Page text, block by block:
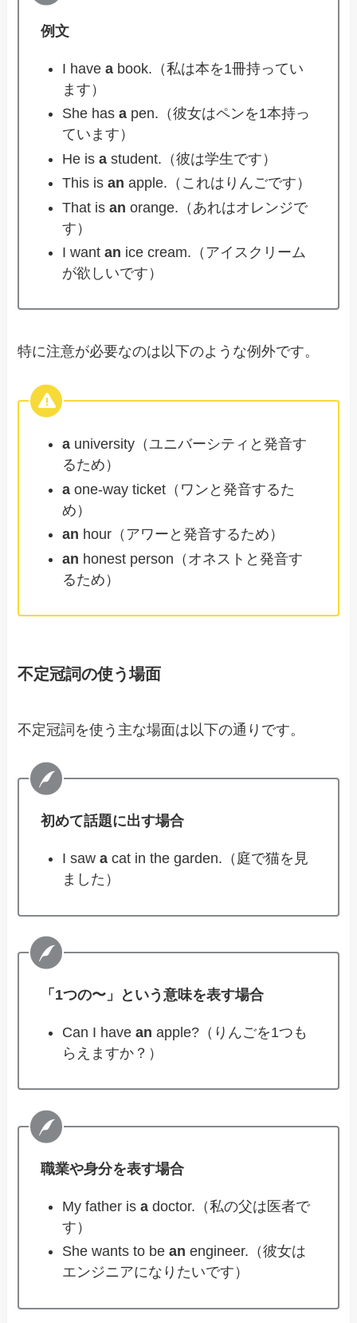
例文
I havea book.（私は本を1冊持ってい
ます）
She hasa pen.（彼女はペンを1本持っ
ています）
He isa student.（彼は学生です）
This isan apple.（これはりんごです）
That isan orange.（あれはオレンジで
す）
I wantan ice cream.（アイスクリーム
が欲しいです）
特に注意が必要なのは以下のような例外です。
a university（ユニバーシティと発音す
るため）
a one-way ticket（ワンと発音するた
め）
an hour（アワーと発音するため）
an honest person（オネストと発音す
るため）
不定冠詞の使う場面
不定冠詞を使う主な場面は以下の通りです。
初めて話題に出す場合
I sawa cat in the garden.（庭で猫を見
ました）
「1つの〜」という意味を表す場合
Can I havean apple?（りんごを1つも
らえますか？）
職業や身分を表す場合
My father isa doctor.（私の父は医者で
す）
She wants to bean engineer.（彼女は
エンジニアになりたいです）